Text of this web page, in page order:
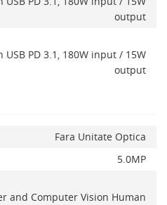
output
PD 3.1, 180W input / 15W
output
Fara Unitate Optica
5.0MP
and Computer Vision Human
Adauga la favorite